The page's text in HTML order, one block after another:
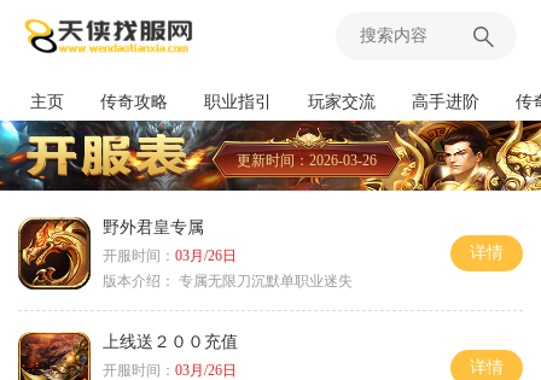
主页 传奇攻略 职业指引 玩家交流 高手进阶 传
更新时间：2026-03-26
野外君皇专属
开服时间： 03月/26日
版本介绍： 专属无限刀沉默单职业迷失
详情
上线送２００充值
开服时间： 03月/26日
详情